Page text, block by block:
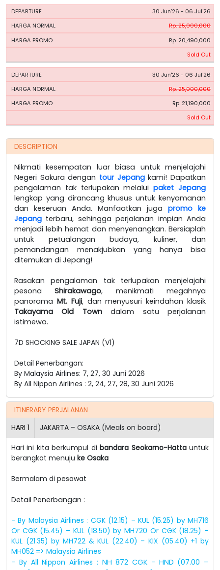
30 Jun'26 - 06 Jul'26
Rp. 25,000,000
Rp. 20,490,000
Sold Out
30 Jun'26 - 06 Jul'26
Rp. 25,000,000
Rp. 21,190,000
Sold Out
DESCRIPTION
Nikmati kesempatan luar biasa untuk menjelajahi
Negeri Sakura dengan tour Jepangkami! Dapatkan
pengalaman tak terlupakan melaluipaket Jepang
lengkap yang dirancang khusus untuk kenyamanan
dan keseruan Anda. Manfaatkan juga promo ke
Jepang terbaru, sehingga perjalanan impian Anda
menjadi lebih hemat dan menyenangkan. Bersiaplah
untuk petualangan budaya, kuliner, dan
pemandangan menakjubkan yang hanya bisa
ditemukan di Jepang!
Rasakan pengalaman tak terlupakan menjelajahi
pesonaShirakawago, menikmati megahnya
panorama Mt. Fuji, dan menyusuri keindahan klasik
Takayama Old Towndalam satu perjalanan
istimewa.
7D SHOCKING SALE JAPAN (V1)
Detail Penerbangan:
By Malaysia Airlines: 7, 27, 30 Juni 2026
By All Nippon Airlines : 2, 24, 27, 28, 30 Juni 2026
ITINERARY PERJALANAN
HARI 1 JAKARTA – OSAKA (Meals on board)
Hari ini kita berkumpul dibandara Seokarno-Hattauntuk
berangkat menuju ke Osaka
Bermalam di pesawat
Detail Penerbangan :
- By Malaysia Airlines : CGK (12.15) – KUL (15.25) by MH716
Or CGK (15.45) – KUL (18.50) by MH720 Or CGK (18.25) –
KUL (21.35) by MH722 & KUL (22.40) – KIX (05.40) +1 by
MH052 => Malaysia Airlines
- By All Nippon Airlines : NH 872 CGK - HND (07.00 –